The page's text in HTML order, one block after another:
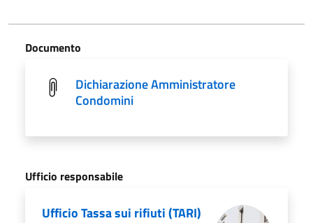
Documento
Dichiarazione Amministratore
Condomini
Ufficio responsabile
Ufficio Tassa sui rifiuti (TARI)